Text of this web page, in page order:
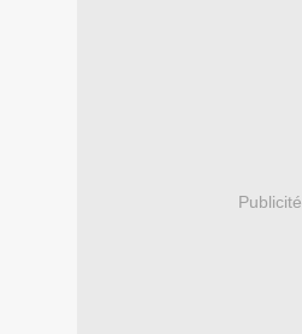
Publicité